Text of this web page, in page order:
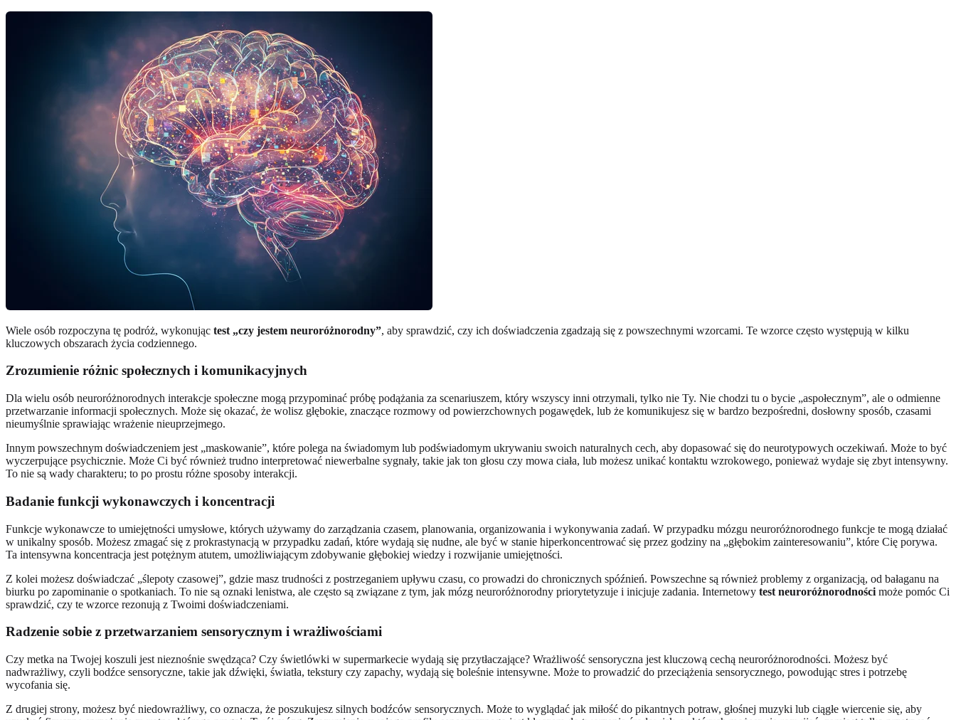
Wiele osób rozpoczyna tę podróż, wykonując test „czy jestem neuroróżnorodny”, aby sprawdzić, czy ich doświadczenia zgadzają się z powszechnymi wzorcami. Te wzorce często występują w kilku
kluczowych obszarach życia codziennego.
Zrozumienie różnic społecznych i komunikacyjnych
Dla wielu osób neuroróżnorodnych interakcje społeczne mogą przypominać próbę podążania za scenariuszem, który wszyscy inni otrzymali, tylko nie Ty. Nie chodzi tu o bycie „aspołecznym”, ale o odmienne
przetwarzanie informacji społecznych. Może się okazać, że wolisz głębokie, znaczące rozmowy od powierzchownych pogawędek, lub że komunikujesz się w bardzo bezpośredni, dosłowny sposób, czasami
nieumyślnie sprawiając wrażenie nieuprzejmego.
Innym powszechnym doświadczeniem jest „maskowanie”, które polega na świadomym lub podświadomym ukrywaniu swoich naturalnych cech, aby dopasować się do neurotypowych oczekiwań. Może to być
wyczerpujące psychicznie. Może Ci być również trudno interpretować niewerbalne sygnały, takie jak ton głosu czy mowa ciała, lub możesz unikać kontaktu wzrokowego, ponieważ wydaje się zbyt intensywny.
To nie są wady charakteru; to po prostu różne sposoby interakcji.
Badanie funkcji wykonawczych i koncentracji
Funkcje wykonawcze to umiejętności umysłowe, których używamy do zarządzania czasem, planowania, organizowania i wykonywania zadań. W przypadku mózgu neuroróżnorodnego funkcje te mogą działać
w unikalny sposób. Możesz zmagać się z prokrastynacją w przypadku zadań, które wydają się nudne, ale być w stanie hiperkoncentrować się przez godziny na „głębokim zainteresowaniu”, które Cię porywa.
Ta intensywna koncentracja jest potężnym atutem, umożliwiającym zdobywanie głębokiej wiedzy i rozwijanie umiejętności.
Z kolei możesz doświadczać „ślepoty czasowej”, gdzie masz trudności z postrzeganiem upływu czasu, co prowadzi do chronicznych spóźnień. Powszechne są również problemy z organizacją, od bałaganu na
biurku po zapominanie o spotkaniach. To nie są oznaki lenistwa, ale często są związane z tym, jak mózg neuroróżnorodny priorytetyzuje i inicjuje zadania. Internetowy test neuroróżnorodności może pomóc Ci
sprawdzić, czy te wzorce rezonują z Twoimi doświadczeniami.
Radzenie sobie z przetwarzaniem sensorycznym i wrażliwościami
Czy metka na Twojej koszuli jest nieznośnie swędząca? Czy świetlówki w supermarkecie wydają się przytłaczające? Wrażliwość sensoryczna jest kluczową cechą neuroróżnorodności. Możesz być
nadwrażliwy, czyli bodźce sensoryczne, takie jak dźwięki, światła, tekstury czy zapachy, wydają się boleśnie intensywne. Może to prowadzić do przeciążenia sensorycznego, powodując stres i potrzebę
wycofania się.
Z drugiej strony, możesz być niedowrażliwy, co oznacza, że poszukujesz silnych bodźców sensorycznych. Może to wyglądać jak miłość do pikantnych potraw, głośnej muzyki lub ciągłe wiercenie się, aby